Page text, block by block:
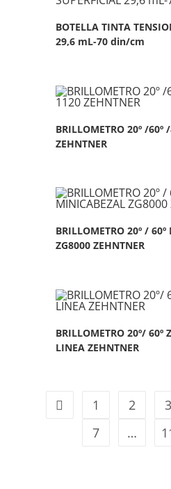
BOTELLA TINTA
29,6 mL-70 din/cm
BRILLOMETRO 20º /60º
ZEHNTNER
BRILLOMETRO 20º /
ZG8000 ZEHNTNER
BRILLOMETRO 20º/ 60º
LINEA ZEHNTNER
1 2 3
7
…